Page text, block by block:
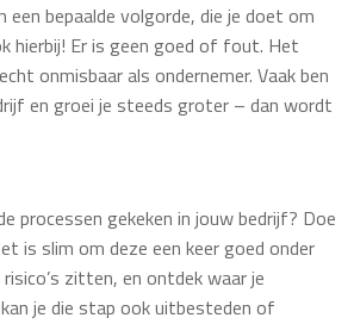
bepaalde volgorde, die je doet om
hierbij! Er is geen goed of fout. Het
onmisbaar als ondernemer. Vaak ben
en groei je steeds groter – dan wordt
processen gekeken in jouw bedrijf? Doe
is slim om deze een keer goed onder
zitten, en ontdek waar je
je die stap ook uitbesteden of